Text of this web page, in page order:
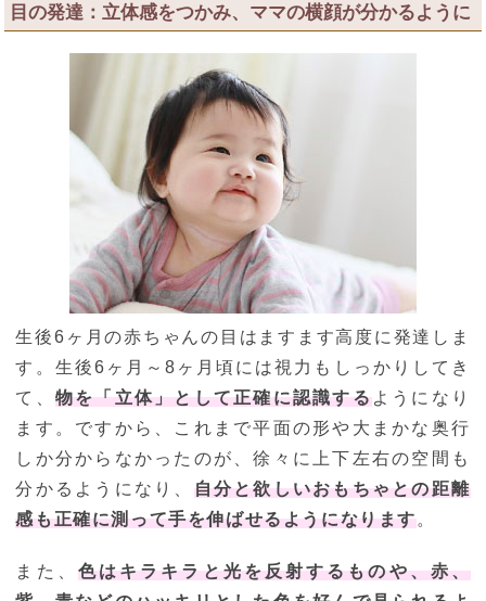
目の発達：立体感をつかみ、ママの横顔が分かるように
生後6ヶ月の赤ちゃんの目はますます高度に発達しま
す。生後6ヶ月～8ヶ月頃には視力もしっかりしてき
て、 物を「立体」として正確に認識するようになり
ます。ですから、これまで平面の形や大まかな奥行
しか分からなかったのが、徐々に上下左右の空間も
分かるようになり、 自分と欲しいおもちゃとの距離
感も正確に測って手を伸ばせるようになります。
また、 色はキラキラと光を反射するものや、赤、